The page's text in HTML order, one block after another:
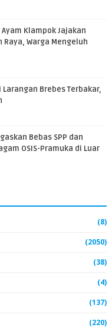
Klampok Jajakan
Warga Mengeluh
Brebes Terbakar,
Bebas SPP dan
OSIS-Pramuka di Luar
(8)
(2050)
(38)
(4)
(137)
(220)